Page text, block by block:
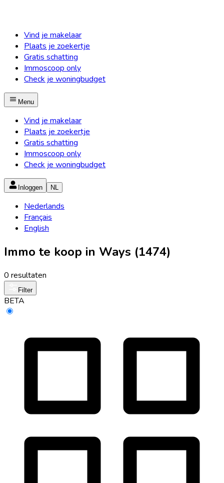
Vind je makelaar
Plaats je zoekertje
Gratis schatting
Immoscoop only
Check je woningbudget
Menu
Vind je makelaar
Plaats je zoekertje
Gratis schatting
Immoscoop only
Check je woningbudget
Inloggen NL
Nederlands
Français
English
Immo te koop in Ways (1474)
0 resultaten
Filter
BETA